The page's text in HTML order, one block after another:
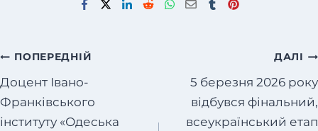
Навігація
записів
ПОПЕРЕДНІЙ
Доцент Івано-
Франківського
інституту «Одеська
ДАЛІ
5 березня 2026 року
відбувся фінальний,
всеукраїнський етап